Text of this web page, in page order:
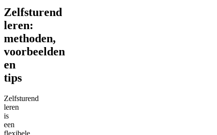
Zelfsturend
leren:
methoden,
voorbeelden
en
tips
Zelfsturend
leren
is
een
flexibele